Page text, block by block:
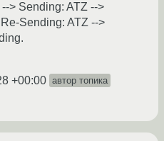
> Sending: ATZ -->
Sending: ATZ -->
+00:00 автор топика